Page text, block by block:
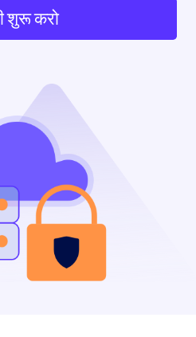
शुरू करो